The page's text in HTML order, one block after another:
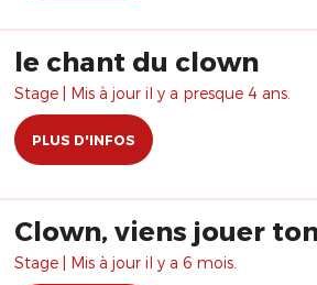
le chant du clown
Stage | Mis à jour il y a presque 4 ans.
PLUS D'INFOS
Clown, viens jouer
Stage | Mis à jour il y a 6 mois.